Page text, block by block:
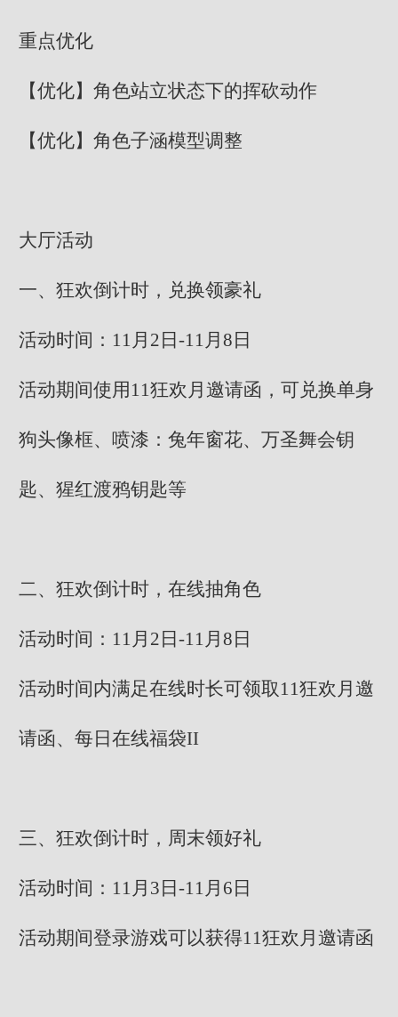
重点优化
【优化】角色站立状态下的挥砍动作
【优化】角色子涵模型调整
大厅活动
一、狂欢倒计时，兑换领豪礼
活动时间：11月2日-11月8日
活动期间使用11狂欢月邀请函，可兑换单身
狗头像框、喷漆：兔年窗花、万圣舞会钥
匙、猩红渡鸦钥匙等
二、狂欢倒计时，在线抽角色
活动时间：11月2日-11月8日
活动时间内满足在线时长可领取11狂欢月邀
请函、每日在线福袋II
三、狂欢倒计时，周末领好礼
活动时间：11月3日-11月6日
活动期间登录游戏可以获得11狂欢月邀请函